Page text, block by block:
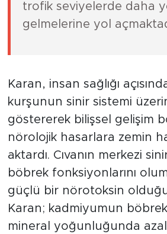
trofik seviyelerde daha
gelmelerine yol
Karan, insan sağlığı
kurşunun sinir sistemi
göstererek bilişsel gelişim
nörolojik hasarlara zemin
aktardı. Cıvanın merkezi
böbrek fonksiyonlarını
güçlü bir nörotoksin
Karan; kadmiyumun
mineral yoğunluğunda